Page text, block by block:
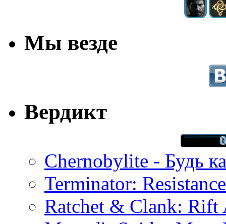
Мы везде
Вердикт
Chernobylite - Будь
Terminator:
Ratchet & Clank: Rift